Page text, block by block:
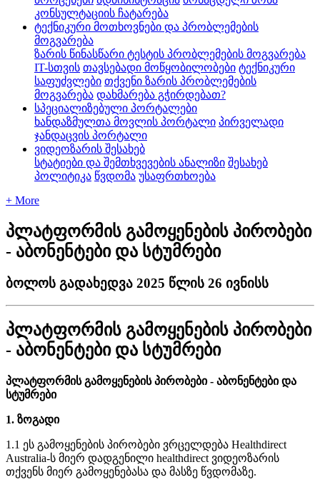
კონსულტაციის ჩატარება
ტექნიკური მოთხოვნები და პრობლემების
მოგვარება
ზარის წინასწარი ტესტის პრობლემების მოგვარება
IT-სთვის თავსებადი მოწყობილობები ტექნიკური
საფუძვლები თქვენი ზარის პრობლემების
მოგვარება დახმარება გჭირდებათ?
სპეციალიზებული პორტალები
ხანდაზმულთა მოვლის პორტალი პირველადი
ჯანდაცვის პორტალი
ვიდეოზარის შესახებ
სტატიები და შემთხვევების ანალიზი შესახებ
პოლიტიკა წვდომა უსაფრთხოება
+ More
პლატფორმის გამოყენების პირობები
- აბონენტები და სტუმრები
ბოლოს გადახედვა 2025 წლის 26 ივნისს
პლატფორმის გამოყენების პირობები
- აბონენტები და სტუმრები
პლატფორმის გამოყენების პირობები - აბონენტები და
სტუმრები
1. ზოგადი
1 .1 ეს გამოყენების პირობები ვრცელდება Healthdirect
Australia-ს მიერ დადგენილი healthdirect ვიდეოზარის
თქვენს მიერ გამოყენებასა და მასზე წვდომაზე.